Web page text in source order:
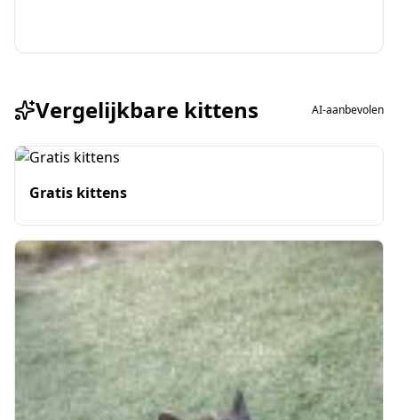
Vergelijkbare kittens AI-aanbevolen
Gratis kittens